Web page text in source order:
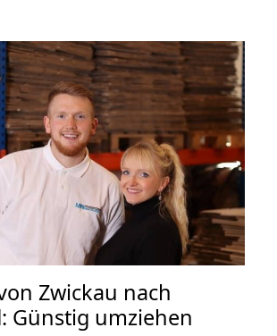
Zwickau nach
Günstig umziehen